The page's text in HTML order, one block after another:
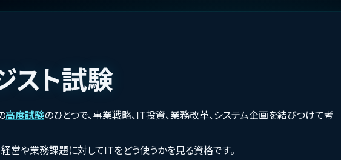
スト試験
高度試験のひとつで、事業戦略、IT投資、業務改革、システム企画を結びつけて考
営や業務課題に対してITをどう使うかを見る資格です。